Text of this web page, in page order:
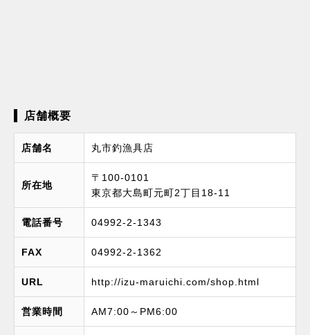
店舗概要
店舗名 丸市釣漁具店
所在地
〒100-0101
東京都大島町元町2丁目18-11
電話番号 04992-2-1343
FAX 04992-2-1362
URL http://izu-maruichi.com/shop.html
営業時間 AM7:00～PM6:00